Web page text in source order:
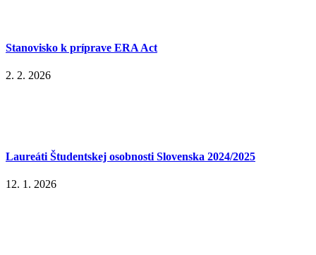
Stanovisko k príprave ERA Act
2. 2. 2026
Laureáti Študentskej osobnosti Slovenska 2024/2025
12. 1. 2026